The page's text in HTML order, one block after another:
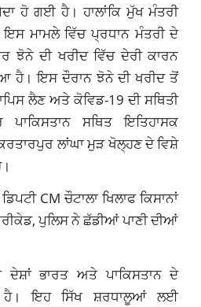
ਹੋ ਗਈ ਹੈ। ਹਾਲਾਂਕਿ ਮੁੱਖ ਮੰਤਰੀ
ਮਾਮਲੇ ਵਿੱਚ ਪ੍ਰਧਾਨ ਮੰਤਰੀ ਦੇ
ਝੋਨੇ ਦੀ ਖਰੀਦ ਵਿੱਚ ਦੇਰੀ ਕਾਰਨ
ਹੈ। ਇਸ ਦੌਰਾਨ ਝੋਨੇ ਦੀ ਖਰੀਦ ਤੋਂ
ਲੈਣ ਅਤੇ ਕੋਵਿਡ-19 ਦੀ ਸਥਿਤੀ
ਸਥਿਤ ਇਤਿਹਾਸਕ
ਲਾਂਘਾ ਮੁੜ ਖੋਲ੍ਹਣ ਦੇ ਵਿਸ਼ੇ
CM ਚੌਟਾਲਾ ਖਿਲਾਫ ਕਿਸਾਨਾਂ
ਪੁਲਿਸ ਨੇ ਛੱਡੀਆਂ ਪਾਣੀ ਦੀਆਂ
ਦੇਸ਼ਾਂ ਭਾਰਤ ਅਤੇ ਪਾਕਿਸਤਾਨ ਦੇ
ਹੈ। ਇਹ ਸਿੱਖ ਸ਼ਰਧਾਲੂਆਂ ਲਈ